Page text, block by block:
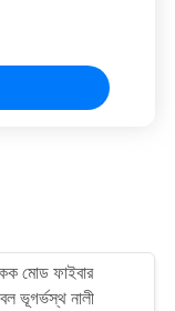
মোড ফাইবার
ভূগর্ভস্থ নালী